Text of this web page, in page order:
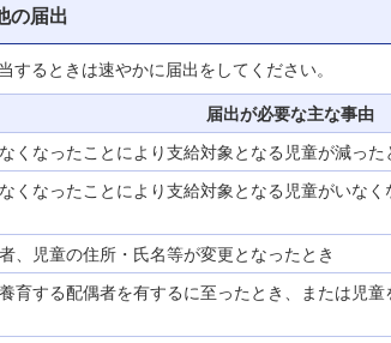
の届出
するときは速やかに届出をしてください。
届出が必要な主な事由
くなったことにより支給対象となる児童が減った
くなったことにより支給対象となる児童がいな
、児童の住所・氏名等が変更となったとき
育する配偶者を有するに至ったとき、または児